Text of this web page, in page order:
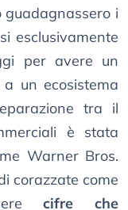
i
esclusivamente
per avere un
un ecosistema
tra il
è stata
Warner Bros.
corazzate come
cifre che